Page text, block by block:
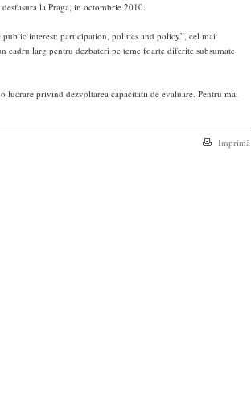
la Praga, in octombrie 2010.
interest: participation, politics and policy”, cel mai
larg pentru dezbateri pe teme foarte diferite subsumate
lucrare privind dezvoltarea capacitatii de evaluare. Pentru mai
Imprimă